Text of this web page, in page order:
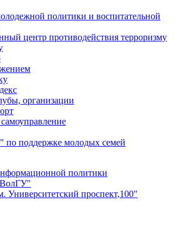
политики и воспитательной
центр противодействия терроризму
организации
по поддержке молодых семей
политики
Университетский проспект,100"